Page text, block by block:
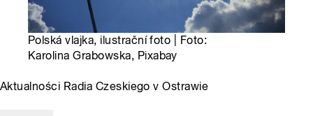
Polská vlajka, ilustrační foto | Foto:
Karolina Grabowska, Pixabay
Aktualności Radia Czeskiego v Ostrawie